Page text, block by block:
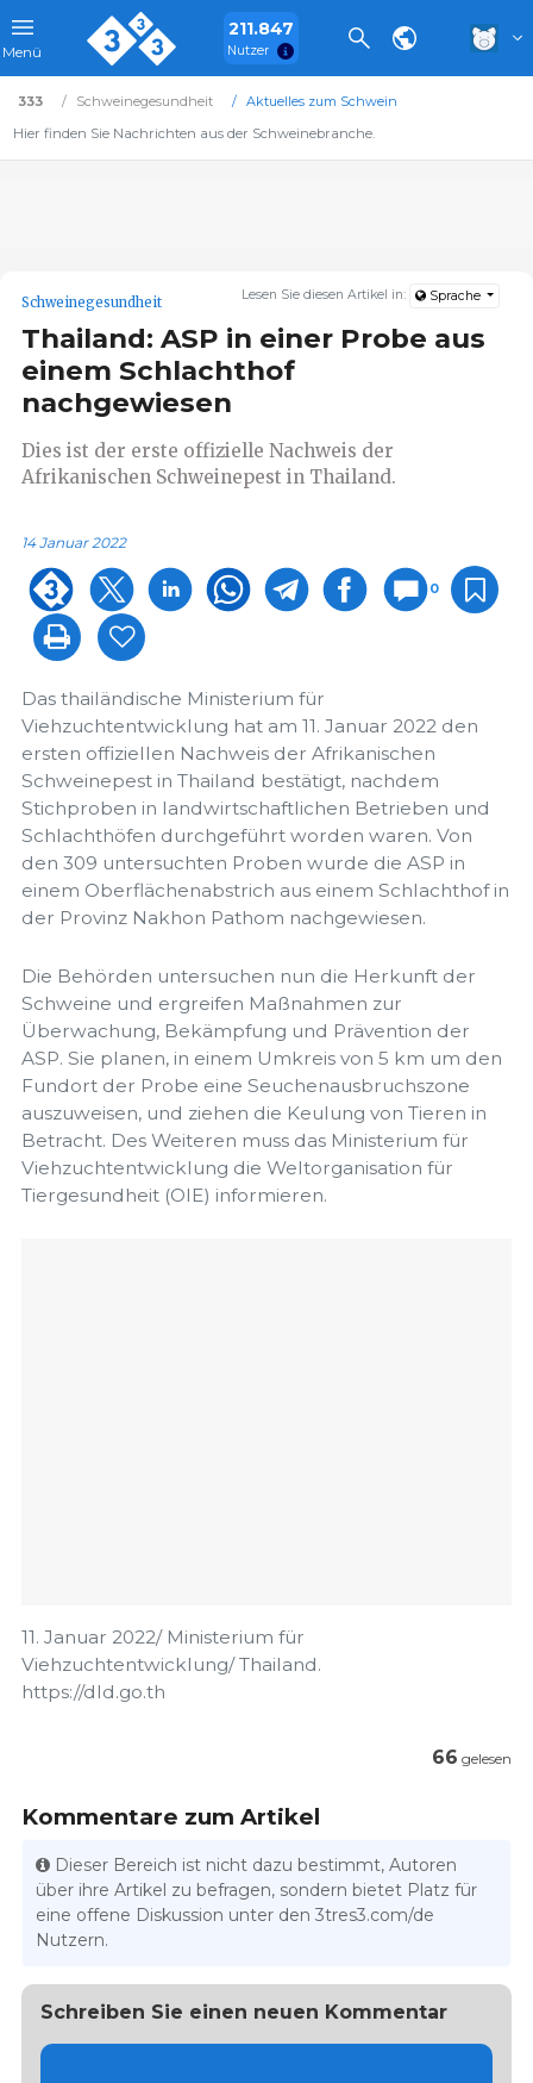
Menü
211.847
Nutzer
333 Schweinegesundheit
Aktuelles zum Schwein
Hier finden Sie Nachrichten aus der Schweinebranche.
Lesen Sie diesen Artikel in: Sprache
Schweinegesundheit
Thailand: ASP in einer Probe aus
einem Schlachthof
nachgewiesen
Dies ist der erste offizielle Nachweis der
Afrikanischen Schweinepest in Thailand.
14 Januar 2022
0
Das thailändische Ministerium für
Viehzuchtentwicklung hat am 11. Januar 2022 den
ersten offiziellen Nachweis der Afrikanischen
Schweinepest in Thailand bestätigt, nachdem
Stichproben in landwirtschaftlichen Betrieben und
Schlachthöfen durchgeführt worden waren. Von
den 309 untersuchten Proben wurde die ASP in
einem Oberflächenabstrich aus einem Schlachthof in
der Provinz Nakhon Pathom nachgewiesen.
Die Behörden untersuchen nun die Herkunft der
Schweine und ergreifen Maßnahmen zur
Überwachung, Bekämpfung und Prävention der
ASP. Sie planen, in einem Umkreis von 5 km um den
Fundort der Probe eine Seuchenausbruchszone
auszuweisen, und ziehen die Keulung von Tieren in
Betracht. Des Weiteren muss das Ministerium für
Viehzuchtentwicklung die Weltorganisation für
Tiergesundheit (OIE) informieren.
11. Januar 2022/ Ministerium für
Viehzuchtentwicklung/ Thailand.
https://dld.go.th
66 gelesen
Kommentare zum Artikel
Dieser Bereich ist nicht dazu bestimmt, Autoren
über ihre Artikel zu befragen, sondern bietet Platz für
eine offene Diskussion unter den 3tres3.com/de
Nutzern.
Schreiben Sie einen neuen Kommentar